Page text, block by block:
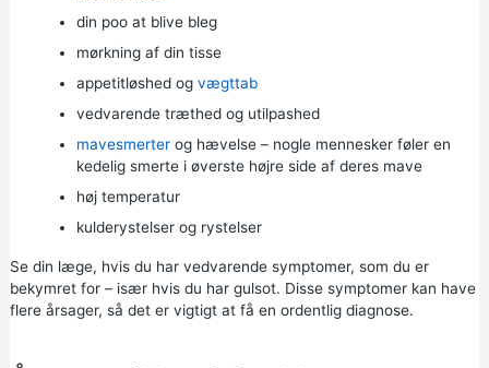
din poo at blive bleg
mørkning af din tisse
appetitløshed og vægttab
vedvarende træthed og utilpashed
mavesmerterog hævelse – nogle mennesker føler en
kedelig smerte i øverste højre side af deres mave
høj temperatur
kulderystelser og rystelser
Se din læge, hvis du har vedvarende symptomer, som du er
bekymret for – især hvis du har gulsot. Disse symptomer kan have
flere årsager, så det er vigtigt at få en ordentlig diagnose.